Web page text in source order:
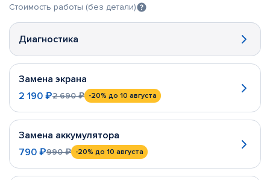
Стоимость работы (без детали)
Диагностика
Замена экрана
2 190 ₽2 690 ₽ -20% до 10 августа
Замена аккумулятора
790 ₽990 ₽ -20% до 10 августа